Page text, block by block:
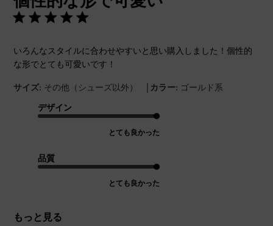
いろんなスタイルに合わせやすいと思い購入しました！個性的
な形でとても可愛いです！
サイズ: その他（シューズ以外） | カラー: ゴールド系
デザイン
とても良かった
品質
とても良かった
もっと見る